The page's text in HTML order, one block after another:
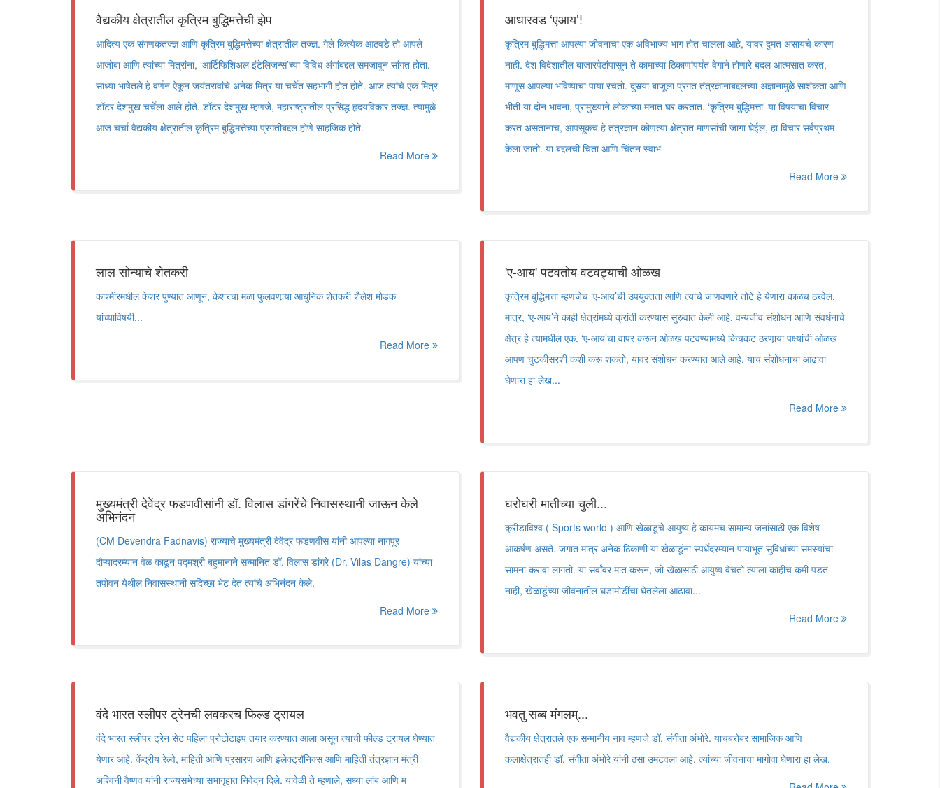
वैद्यकीय क्षेत्रातील कृत्रिम बुद्धिमत्तेची झेप
आदित्य एक संगणकतज्ज्ञ आणि कृत्रिम बुद्धिमत्तेच्या क्षेत्रातील तज्ज्ञ. गेले कित्येक आठवडे तो आपले
आजोबा आणि त्यांच्या मित्रांना, ‘आर्टिफिशिअल इंटेलिजन्स’च्या विविध अंगांबद्दल समजावून सांगत होता.
साध्या भाषेतले हे वर्णन ऐकून जयंतरावांचे अनेक मित्र या चर्चेत सहभागी होत होते. आज त्यांचे एक मित्र
डॉटर देशमुख चर्चेला आले होते. डॉटर देशमुख म्हणजे, महाराष्ट्रातील प्रसिद्ध हृदयविकार तज्ज्ञ. त्यामुळे
आज चर्चा वैद्यकीय क्षेत्रातील कृत्रिम बुद्धिमत्तेच्या प्रगतीबद्दल होणे साहजिक होते.
Read More
आधारवड ‘एआय’!
कृत्रिम बुद्धिमत्ता आपल्या जीवनाचा एक अविभाज्य भाग होत चालला आहे, यावर दुमत असायचे कारण
नाही. देश विदेशातील बाजारपेठांपासून ते कामाच्या ठिकाणांपर्यंत वेगाने होणारे बदल आत्मसात करत,
माणूस आपल्या भविष्याचा पाया रचतो. दुसर्‍या बाजूला प्रगत तंत्रज्ञानाबद्दलच्या अज्ञानामुळे साशंकता आणि
भीती या दोन भावना, प्रामुख्याने लोकांच्या मनात घर करतात. ‘कृत्रिम बुद्धिमत्ता’ या विषयाचा विचार
करत असतानाच, आपसूकच हे तंत्रज्ञान कोणत्या क्षेत्रात माणसांची जागा घेईल, हा विचार सर्वप्रथम
केला जातो. या बद्दलची चिंता आणि चिंतन स्वाभ
Read More
लाल सोन्याचे शेतकरी
काश्मीरमधील केशर पुण्यात आणून, केशरचा मळा फुलवणार्‍या आधुनिक शेतकरी शैलेश मोडक
यांच्याविषयी...
Read More
'ए-आय' पटवतोय वटवट्याची ओळख
कृत्रिम बुद्धिमत्ता म्हणजेच ‘ए-आय’ची उपयुक्तता आणि त्याचे जाणवणारे तोटे हे येणारा काळच ठरवेल.
मात्र, ‘ए-आय’ने काही क्षेत्रांमध्ये क्रांती करण्यास सुरुवात केली आहे. वन्यजीव संशोधन आणि संवर्धनाचे
क्षेत्र हे त्यामधील एक. ‘ए-आय’चा वापर करून ओळख पटवण्यामध्ये किचकट ठरणार्‍या पक्ष्यांची ओळख
आपण चुटकीसरशी कशी करू शकतो, यावर संशोधन करण्यात आले आहे. याच संशोधनाचा आढावा
घेणारा हा लेख...
Read More
मुख्यमंत्री देवेंद्र फडणवीसांनी डॉ. विलास डांगरेंचे निवासस्थानी जाऊन केले
अभिनंदन
(CM Devendra Fadnavis) राज्याचे मुख्यमंत्री देवेंद्र फडणवीस यांनी आपल्या नागपूर
दौऱ्यादरम्यान वेळ काढून पद्मश्री बहुमानाने सन्मानित डॉ. विलास डांगरे (Dr. Vilas Dangre) यांच्या
तपोवन येथील निवासस्थानी सदिच्छा भेट देत त्यांचे अभिनंदन केले.
Read More
घरोघरी मातीच्या चुली...
क्रीडाविश्व ( Sports world ) आणि खेळाडूंचे आयुष्य हे कायमच सामान्य जनांसाठी एक विशेष
आकर्षण असते. जगात मात्र अनेक ठिकाणी या खेळाडूंना स्पर्धेदरम्यान पायाभूत सुविधांच्या समस्यांचा
सामना करावा लागतो. या सर्वांवर मात करून, जो खेळासाठी आयुष्य वेचतो त्याला काहीच कमी पडत
नाही, खेळाडूंच्या जीवनातील घडामोडींचा घेतलेला आढावा...
Read More
वंदे भारत स्लीपर ट्रेनची लवकरच फिल्ड ट्रायल
वंदे भारत स्लीपर ट्रेन सेट पहिला प्रोटोटाइप तयार करण्यात आला असून त्याची फील्ड ट्रायल घेण्यात
येणार आहे. केंद्रीय रेल्वे, माहिती आणि प्रसारण आणि इलेक्ट्रॉनिक्स आणि माहिती तंत्रज्ञान मंत्री
अश्विनी वैष्णव यांनी राज्यसभेच्या सभागृहात निवेदन दिले. यावेळी ते म्हणाले, सध्या लांब आणि म
भवतु सब्ब मंगलम्...
वैद्यकीय क्षेत्रातले एक सन्मानीय नाव म्हणजे डॉ. संगीता अंभोरे. याचबरोबर सामाजिक आणि
कलाक्षेत्रातही डॉ. संगीता अंभोरे यांनी ठसा उमटवला आहे. त्यांच्या जीवनाचा मागोवा घेणारा हा लेख.